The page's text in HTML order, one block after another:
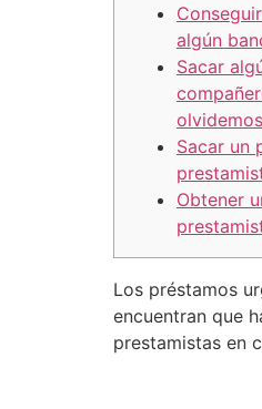
algún
Sacar
Sacar un
Obtener
Los préstamos
encuentran que
prestamistas en